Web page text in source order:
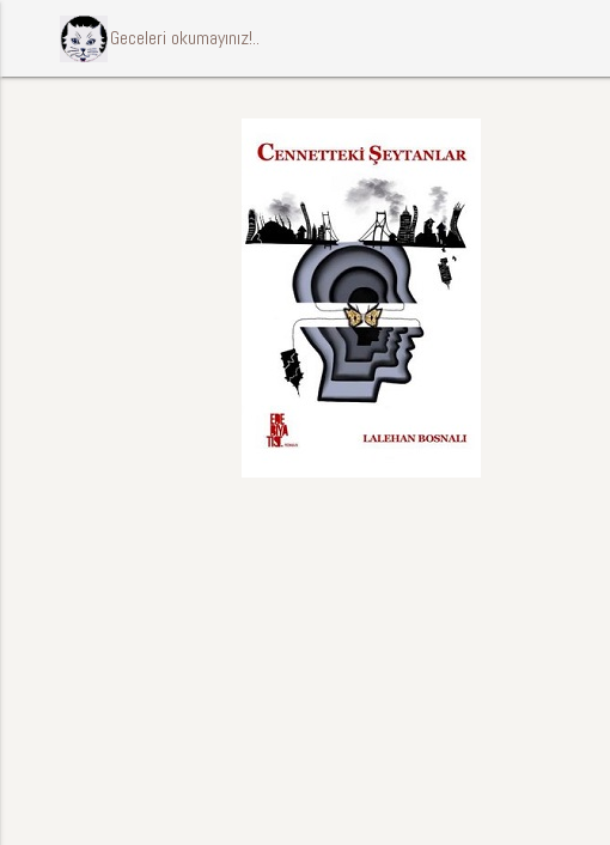
ccccci Geceleri okumayınız!..